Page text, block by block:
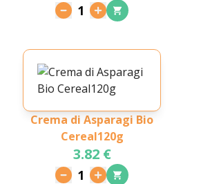
1
Crema di Asparagi Bio
Cereal120g
3.82 €
1